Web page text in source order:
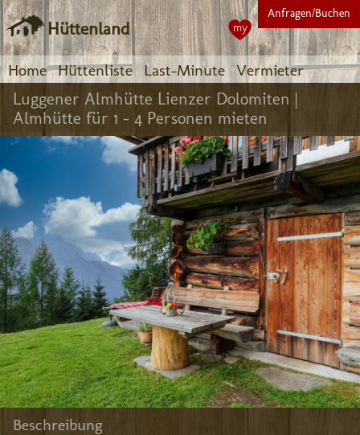
Hüttenland
Home Hüttenliste Last-Minute Vermieter
Anfragen/Buchen
my
Luggener Almhütte Lienzer Dolomiten |
Almhütte für 1 - 4 Personen mieten
Beschreibung